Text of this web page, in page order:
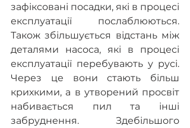
зафіксовані посадки, які в процесі
експлуатації послаблюються.
Також збільшується відстань між
деталями насоса, які в процесі
експлуатації перебувають у русі.
Через це вони стають більш
крихкими, а в утворений просвіт
набивається пил та інші
забруднення. Здебільшого